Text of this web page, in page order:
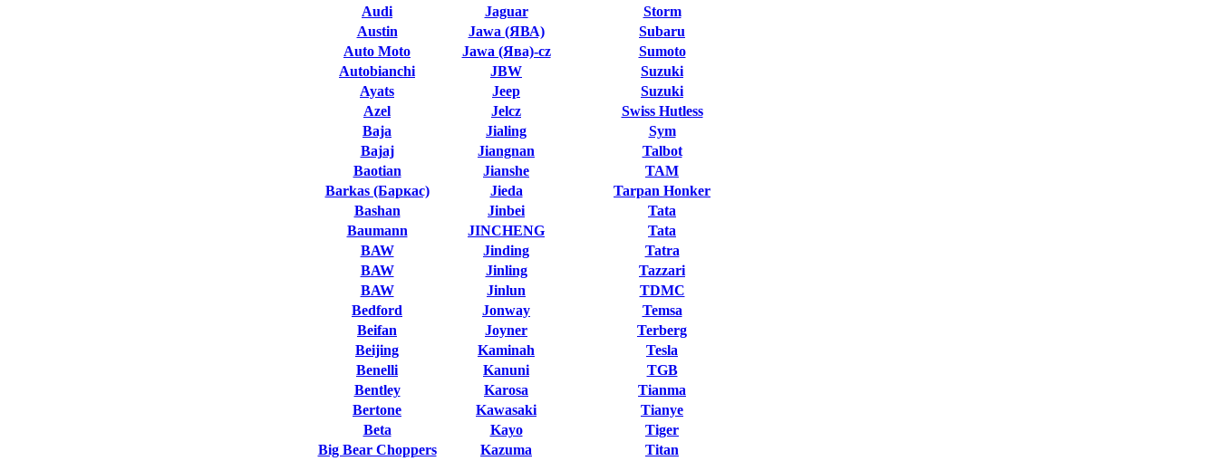
Audi
Austin
Auto Moto
Autobianchi
Ayats
Azel
Baja
Bajaj
Baotian
Barkas (Баркас)
Bashan
Baumann
BAW
BAW
BAW
Bedford
Beifan
Beijing
Benelli
Bentley
Bertone
Beta
Big Bear Choppers
Jaguar
Jawa (ЯВА)
Jawa (Ява)-cz
JBW
Jeep
Jelcz
Jialing
Jiangnan
Jianshe
Jieda
Jinbei
JINCHENG
Jinding
Jinling
Jinlun
Jonway
Joyner
Kaminah
Kanuni
Karosa
Kawasaki
Kayo
Kazuma
Storm
Subaru
Sumoto
Suzuki
Suzuki
Swiss Hutless
Sym
Talbot
TAM
Tarpan Honker
Tata
Tata
Tatra
Tazzari
TDMC
Temsa
Terberg
Tesla
TGB
Tianma
Tianye
Tiger
Titan